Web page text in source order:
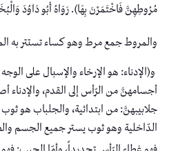
مُرُوطِهِنَّ فَاخْتَمَرْنَ بِهَا). رَوَاهُ أَبُو دَاوُدَ
والمروط جمع مرط وهو كساء تستتر به
و(الإدناء: هو الإرخاء والإسبال على
أجسامهنَّ من الرّأس إلى القدم، والإدناء
جلابيبهنَّ: من ابتدائية، والجلباب هو
الدّاخلية وهو ثوب يستر جميع الجسم